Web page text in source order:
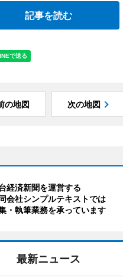
記事を読む
の地図 次の地図
経済新聞を運営する
会社シンプルテキストでは
・執筆業務を承っています
最新ニュース